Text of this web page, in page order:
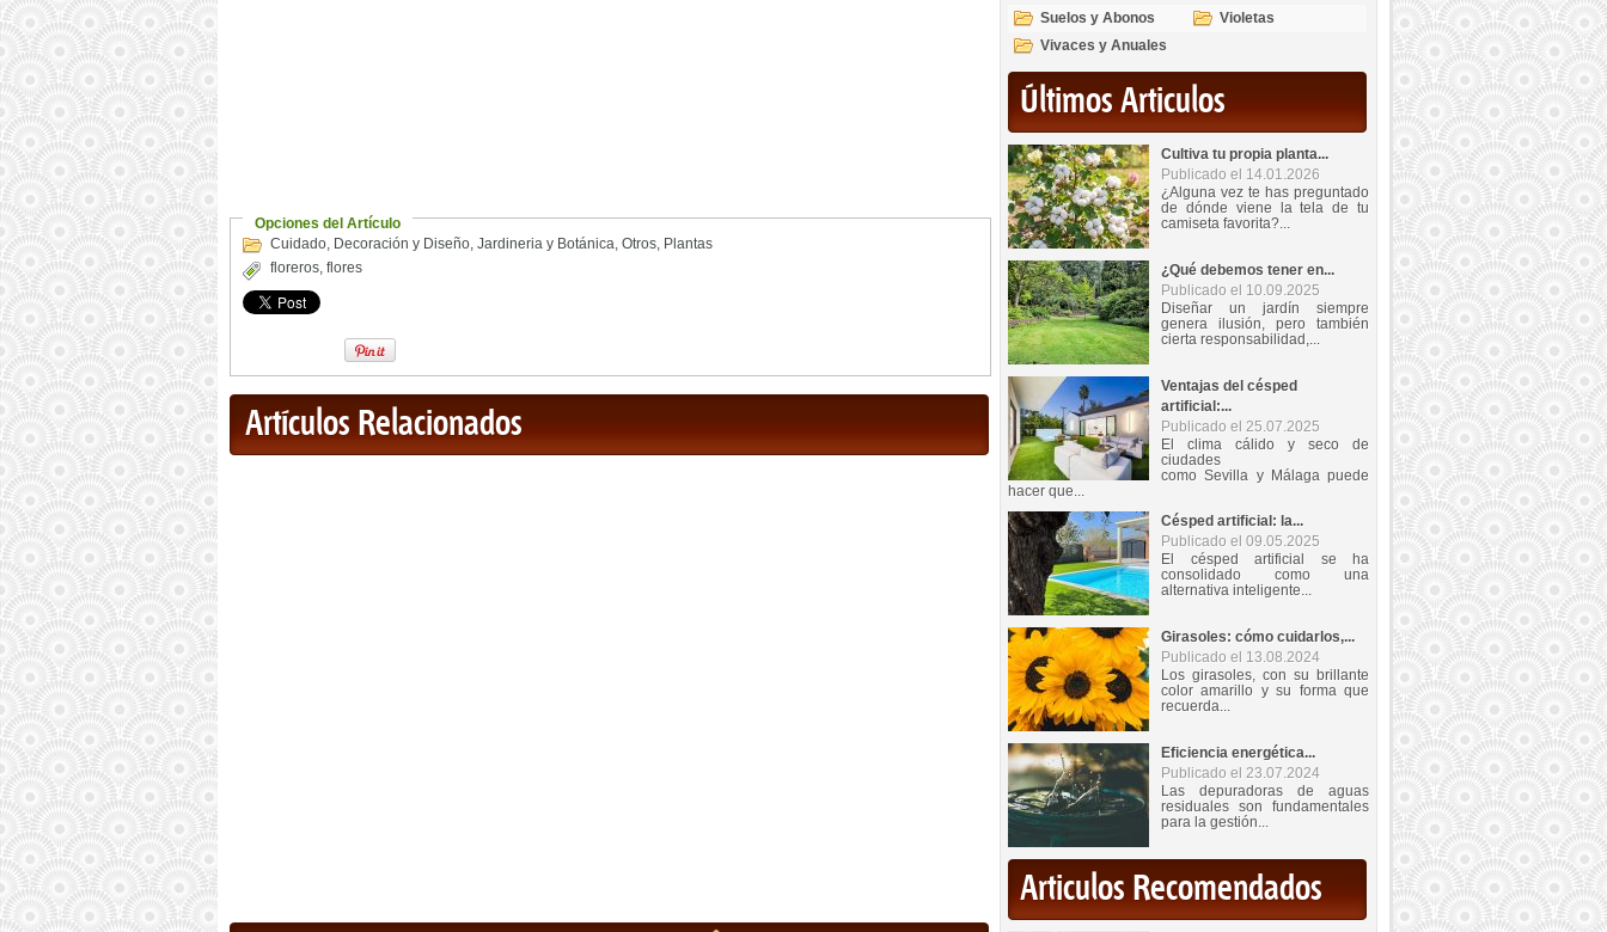
Opciones del Artículo
Cuidado, Decoración y Diseño, Jardineria y Botánica, Otros, Plantas
floreros, flores
Artículos Relacionados
temas
Suelos y Abonos
Violetas
Vivaces y Anuales
Últimos Articulos
Cultiva tu propia planta...
Publicado el 14.01.2026
¿Alguna vez te has preguntado
de dónde viene la tela de tu
camiseta favorita?...
¿Qué debemos tener en...
Publicado el 10.09.2025
Diseñar un jardín siempre
genera ilusión, pero también
cierta responsabilidad,...
Ventajas del césped
artificial:...
Publicado el 25.07.2025
El clima cálido y seco de
ciudades
como Sevilla y Málaga puede
hacer que...
Césped artificial: la...
Publicado el 09.05.2025
El césped artificial se ha
consolidado como una
alternativa inteligente...
Girasoles: cómo cuidarlos,...
Publicado el 13.08.2024
Los girasoles, con su brillante
color amarillo y su forma que
recuerda...
Eficiencia energética...
Publicado el 23.07.2024
Las depuradoras de aguas
residuales son fundamentales
para la gestión...
Articulos Recomendados